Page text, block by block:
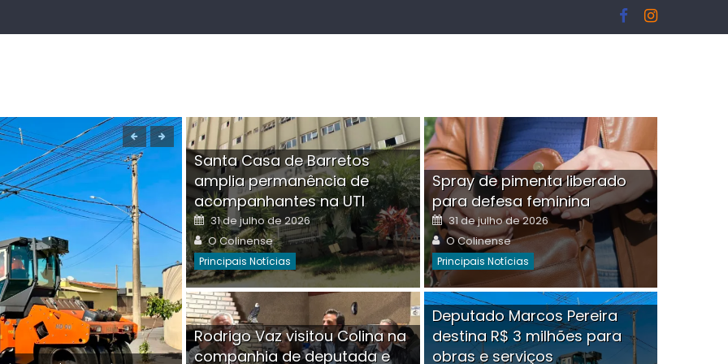
Boutique na Av. Ângelo Martins Tristão é
invadida por criminoso mascarado
Posted
30 de julho de 2026 Author
O Colinense Comment(0)
Santa Casa de Barretos
amplia permanência de
acompanhantes na UTI
Posted
on
31 de julho de 2026
Author
O Colinense
Principais Notícias
Spray de pimenta liberado
para defesa feminina
Posted
on
31 de julho de 2026
Author
O Colinense
Principais Notícias
Rodrigo Vaz visitou Colina na
companhia de deputada e
Deputado Marcos Pereira
destina R$ 3 milhões para
obras e serviços